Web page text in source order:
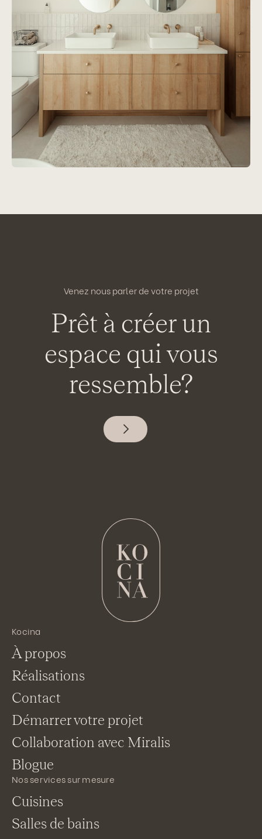
France-Roy II
Venez nous parler de votre projet
Prêt à créer un
espace quivous
ressemble?
Kocina
À propos
Réalisations
Contact
Démarrer votre projet
Collaboration avec Miralis
Blogue
Nos services sur mesure
Cuisines
Salles de bains